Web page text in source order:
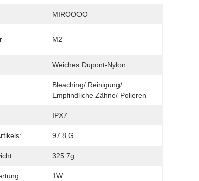
MIROOOO
M2
Weiches Dupont-Nylon
Bleaching/ Reinigung/
Empfindliche Zähne/ Polieren
IPX7
97.8 G
325.7g
1W